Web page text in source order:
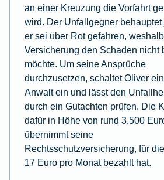
an einer Kreuzung die Vorfahrt
wird. Der Unfallgegner behauptet
er sei über Rot gefahren,
Versicherung den Schaden nicht
möchte. Um seine Ansprüche
durchzusetzen, schaltet Oliver
Anwalt ein und lässt den
durch ein Gutachten prüfen. Die
dafür in Höhe von rund 3.500
übernimmt seine
Rechtsschutzversicherung, für
17 Euro pro Monat bezahlt hat.